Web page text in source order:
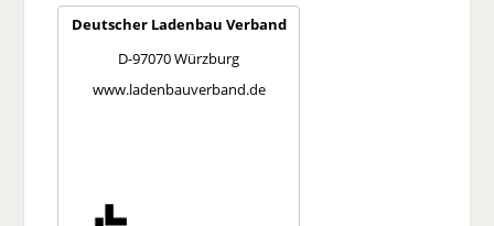
Deutscher Ladenbau Verband
D-97070 Würzburg
www.ladenbauverband.de